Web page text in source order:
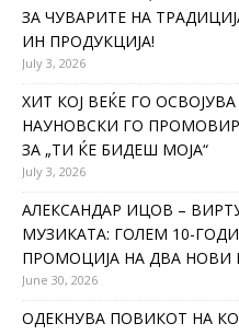
ЗА ЧУВАРИТЕ НА
ИН ПРОДУКЦИЈА!
July 3, 2026
ХИТ КОЈ ВЕЌЕ ГО
НАУНОВСКИ ГО
ЗА „ТИ ЌЕ БИДЕШ МОЈА“
July 3, 2026
АЛЕКСАНДАР ИЦОВ –
МУЗИКАТА: ГОЛЕМ 10-
ПРОМОЦИЈА НА ДВА НОВИ
June 30, 2026
ОДЕКНУВА ПОВИКОТ НА